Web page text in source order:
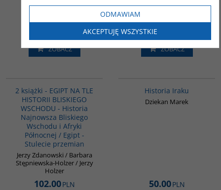
2021
ZOBACZ
45.00
ZOBACZ
2 książki - EGIPT NA TLE
HISTORII BLISKIEGO
WSCHODU - Historia
Najnowsza Bliskiego
Wschodu i Afryki
Północnej / Egipt -
Stulecie przemian
Jerzy Zdanowski / Barbara
Stępniewska-Holzer / Jerzy
Holzer
102.00PLN
Historia Iraku
Dziekan Marek
50.00PLN
ODMAWIAM
AKCEPTUJĘ WSZYSTKIE